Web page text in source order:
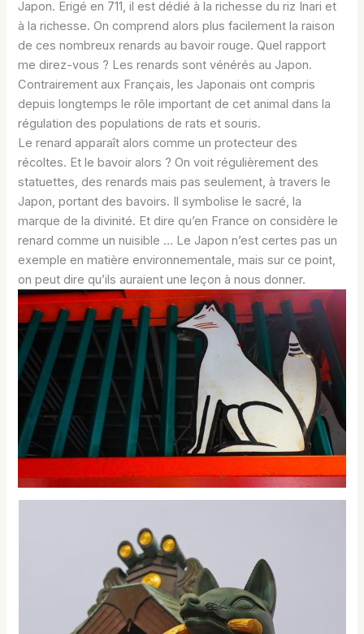
Japon. Erigé en 711, il est dédié à la richesse du riz Inari et
à la richesse. On comprend alors plus facilement la raison
de ces nombreux renards au bavoir rouge. Quel rapport
me direz-vous ? Les renards sont vénérés au Japon.
Contrairement aux Français, les Japonais ont compris
depuis longtemps le rôle important de cet animal dans la
régulation des populations de rats et souris.
Le renard apparaît alors comme un protecteur des
récoltes. Et le bavoir alors ? On voit régulièrement des
statuettes, des renards mais pas seulement, à travers le
Japon, portant des bavoirs. Il symbolise le sacré, la
marque de la divinité. Et dire qu’en France on considère le
renard comme un nuisible … Le Japon n’est certes pas un
exemple en matière environnementale, mais sur ce point,
on peut dire qu’ils auraient une leçon à nous donner.